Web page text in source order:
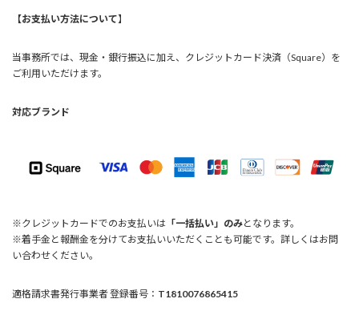
【お支払い方法について】
当事務所では、現金・銀行振込に加え、クレジットカード決済（Square）を
ご利用いただけます。
対応ブランド
※クレジットカードでのお支払いは 「一括払い」のみとなります。
※着手金と報酬金を分けてお支払いいただくことも可能です。詳しくはお問
い合わせください。
適格請求書発行事業者 登録番号： T1810076865415